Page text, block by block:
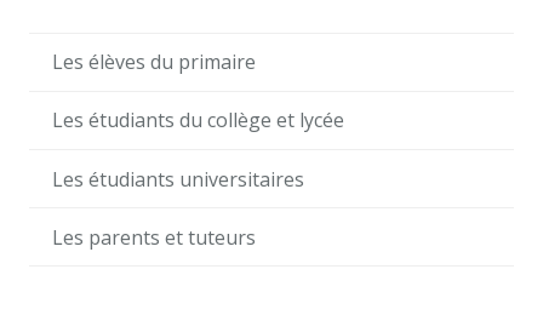
Les élèves du primaire
Les étudiants du collège et lycée
Les étudiants universitaires
Les parents et tuteurs